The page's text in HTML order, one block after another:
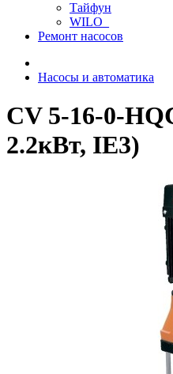
Тайфун
WILO_
Ремонт насосов
Насосы и автоматика
CV 5-16-0-
2.2кВт, IE3)